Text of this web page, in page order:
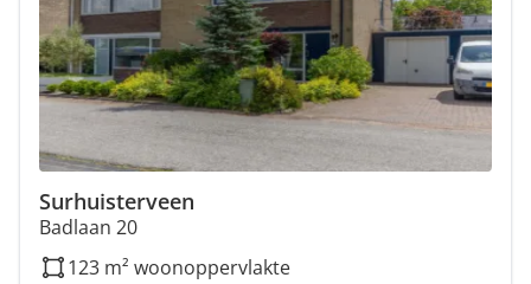
Surhuisterveen
Badlaan 20
123 m² woonoppervlakte